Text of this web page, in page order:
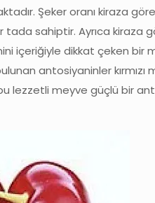
Şeker oranı kiraza
sahiptir. Ayrıca kiraza
içeriğiyle dikkat çeken bir
antosiyaninler
lezzetli meyve güçlü bir